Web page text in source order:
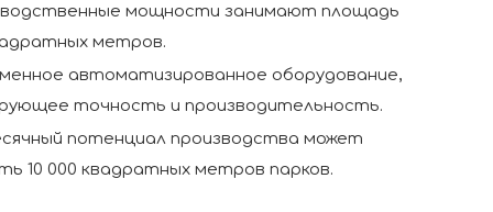
мощности занимают площадь
метров.
автоматизированное оборудование,
точность и производительность.
потенциал производства может
10 000 квадратных метров парков.